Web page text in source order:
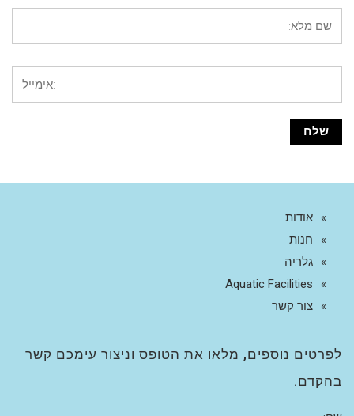
אודות
חנות
גלריה
Aquatic Facilities
צור קשר
לפרטים נוספים, מלאו את הטופס וניצור עימכם קשר
בהקדם.